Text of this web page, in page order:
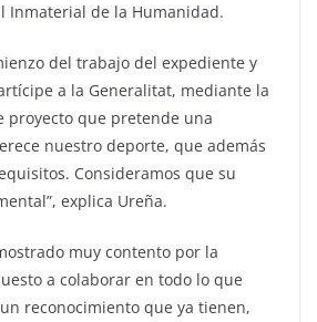
Inmaterial de la Humanidad.
del trabajo del expediente y
a la Generalitat, mediante la
proyecto que pretende una
nuestro deporte, que además
Consideramos que su
explica Ureña.
muy contento por la
a colaborar en todo lo que
reconocimiento que ya tienen,